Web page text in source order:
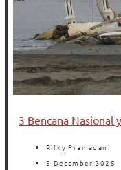
3 Bencana Nasional
Rifky Pramadani
5 December 2025